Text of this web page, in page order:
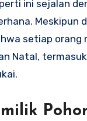
ini sejalan
Meskipun
setiap orang
Natal,